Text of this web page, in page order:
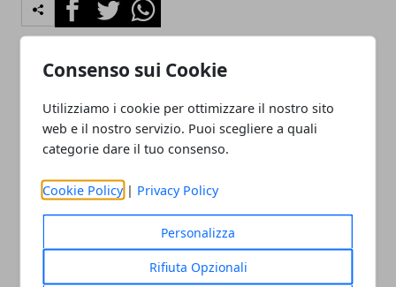
Consenso sui Cookie
Utilizziamo i cookie per ottimizzare il nostro sito
web e il nostro servizio. Puoi scegliere a quali
categorie dare il tuo consenso.
Cookie Policy | Privacy Policy
Personalizza
Rifiuta Opzionali
1987 2017 l'ultima
compilation di Beethoven
TBS
Eva Tremila festeggia i 70